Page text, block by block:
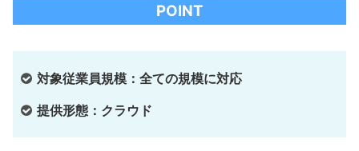
POINT
対象従業員規模：全ての規模に対応
提供形態：クラウド